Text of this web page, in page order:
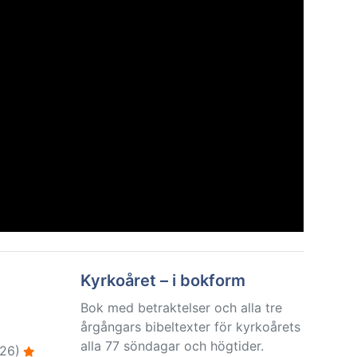
Kyrkoåret – i bokform
Bok med betraktelser och alla tre
årgångars bibeltexter för kyrkoårets
alla 77 söndagar och högtider.